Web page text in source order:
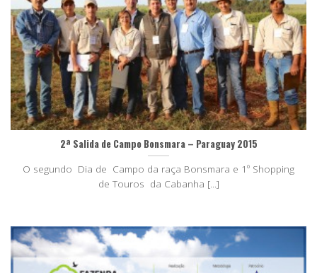
2ª Salida de Campo Bonsmara – Paraguay 2015
O segundo Dia de Campo da raça Bonsmara e 1º Shopping
de Touros da Cabanha [...]